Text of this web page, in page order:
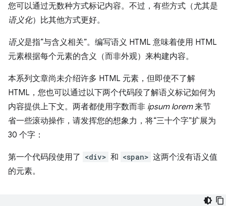
您可以通过无数种方式标记内容。不过，有些方式（尤其是
语义化）比其他方式更好。
语义是指“与含义相关”。编写语义 HTML 意味着使用 HTML
元素根据每个元素的含义（而非外观）来构建内容。
本系列文章尚未介绍许多 HTML 元素，但即使不了解
HTML，您也可以通过以下两个代码段了解语义标记如何为
内容提供上下文。两者都使用字数而非 ipsum lorem来节
省一些滚动操作，请发挥您的想象力，将“三十个字”扩展为
30 个字：
第一个代码段使用了 <div> 和 <span> 这两个没有语义值
的元素。